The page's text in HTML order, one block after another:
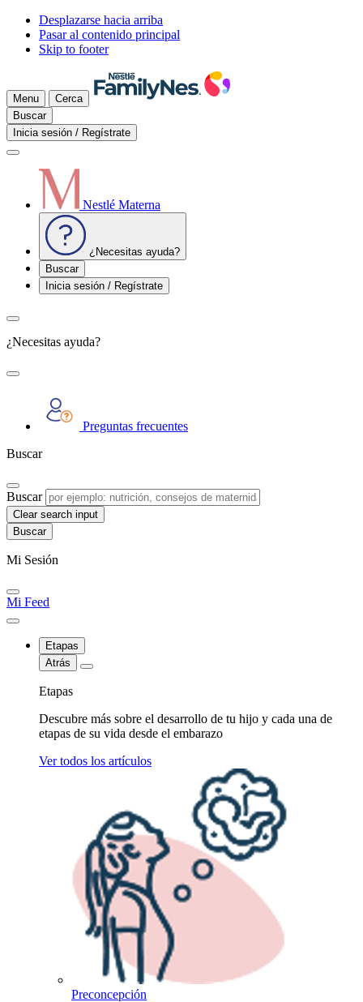
Desplazarse hacia arriba
Pasar al contenido principal
Skip to footer
Menu
Cerca
Buscar
Inicia sesión / Regístrate
Nestlé Materna
¿Necesitas ayuda?
Buscar
Inicia sesión / Regístrate
¿Necesitas ayuda?
Preguntas frecuentes
Buscar
Buscar
Clear search input
Mi Sesión
Mi Feed
Etapas
Atrás
Etapas
Descubre más sobre el desarrollo de tu hijo y cada una de
etapas de su vida desde el embarazo
Ver todos los artículos
Preconcepción